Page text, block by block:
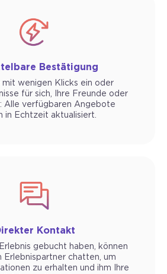
Bestätigung
mit wenigen Klicks ein oder
für sich, Ihre Freunde oder
Alle verfügbaren Angebote
in Echtzeit aktualisiert.
Kontakt
gebucht haben, können
Erlebnispartner chatten, um
zu erhalten und ihm Ihre